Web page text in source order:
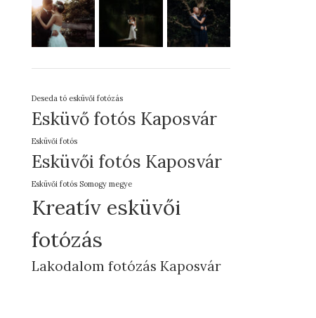
Deseda tó esküvői fotózás
Esküvő fotós Kaposvár
Esküvői fotós
Esküvői fotós Kaposvár
Esküvői fotós Somogy megye
Kreatív esküvői
fotózás
Lakodalom fotózás Kaposvár